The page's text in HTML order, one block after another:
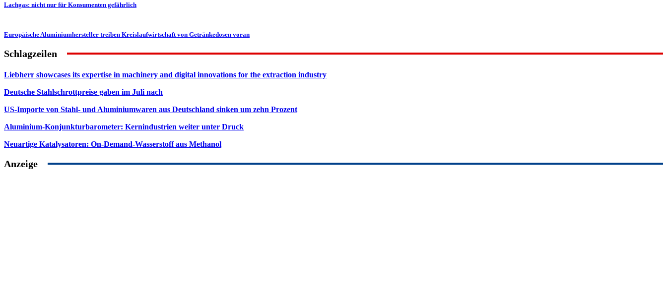
Lachgas: nicht nur für Konsumenten gefährlich
Europäische Aluminiumhersteller treiben Kreislaufwirtschaft von Getränkedosen voran
Schlagzeilen
Liebherr showcases its expertise in machinery and digital innovations for the extraction industry
Deutsche Stahlschrottpreise gaben im Juli nach
US-Importe von Stahl- und Aluminiumwaren aus Deutschland sinken um zehn Prozent
Aluminium-Konjunkturbarometer: Kernindustrien weiter unter Druck
Neuartige Katalysatoren: On-Demand-Wasserstoff aus Methanol
Anzeige